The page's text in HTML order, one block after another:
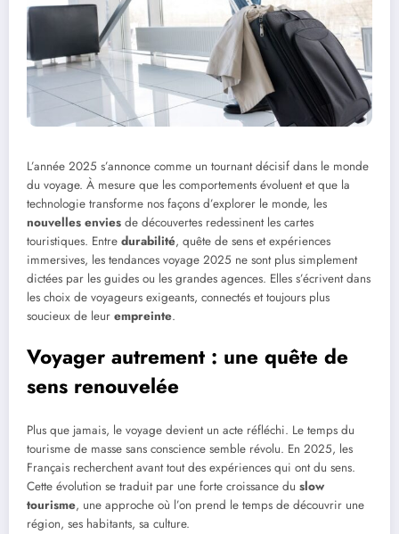
L’année 2025 s’annonce comme un tournant décisif dans le monde
du voyage. À mesure que les comportements évoluent et que la
technologie transforme nos façons d’explorer le monde, les
nouvelles envies de découvertes redessinent les cartes
touristiques. Entre durabilité, quête de sens et expériences
immersives, les tendances voyage 2025 ne sont plus simplement
dictées par les guides ou les grandes agences. Elles s’écrivent dans
les choix de voyageurs exigeants, connectés et toujours plus
soucieux de leur empreinte.
Voyager autrement : une quête de
sens renouvelée
Plus que jamais, le voyage devient un acte réfléchi. Le temps du
tourisme de masse sans conscience semble révolu. En 2025, les
Français recherchent avant tout des expériences qui ont du sens.
Cette évolution se traduit par une forte croissance du slow
tourisme, une approche où l’on prend le temps de découvrir une
région, ses habitants, sa culture.